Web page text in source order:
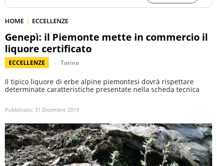
HOME ECCELLENZE
Genepì: il Piemonte mette in commercio il
liquore certificato
ECCELLENZE Torino
Il tipico liquore di erbe alpine piemontesi dovrà rispettare
determinate caratteristiche presentate nella scheda tecnica
Pubblicato: 31 Dicembre 2019